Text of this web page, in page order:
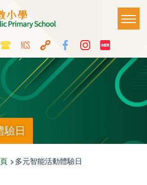
Top
Media
Icon
Button
Language
switcher
Main
驗日
多元智能活動體驗日